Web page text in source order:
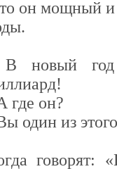
он мощный и
новый год
где он?
один из
говорят: